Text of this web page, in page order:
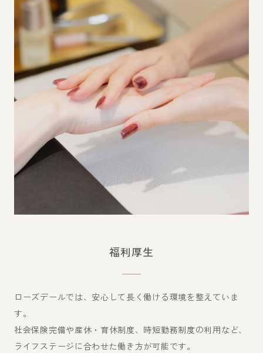
福利厚生
ローズデールでは、安心して長く働ける環境を整えていま
す。
社会保険完備や産休・育休制度、時短勤務制度の利用など、
ライフステージに合わせた働き方が可能です。